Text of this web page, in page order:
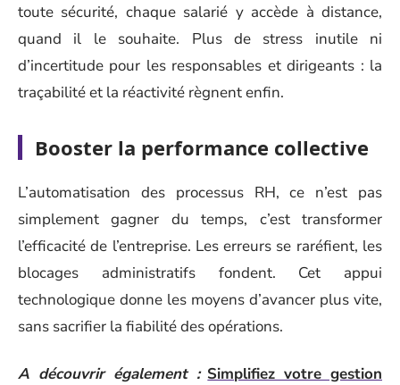
toute sécurité, chaque salarié y accède à distance,
quand il le souhaite. Plus de stress inutile ni
d’incertitude pour les responsables et dirigeants : la
traçabilité et la réactivité règnent enfin.
Booster la performance collective
L’automatisation des processus RH, ce n’est pas
simplement gagner du temps, c’est transformer
l’efficacité de l’entreprise. Les erreurs se raréfient, les
blocages administratifs fondent. Cet appui
technologique donne les moyens d’avancer plus vite,
sans sacrifier la fiabilité des opérations.
A découvrir également : Simplifiez votre gestion